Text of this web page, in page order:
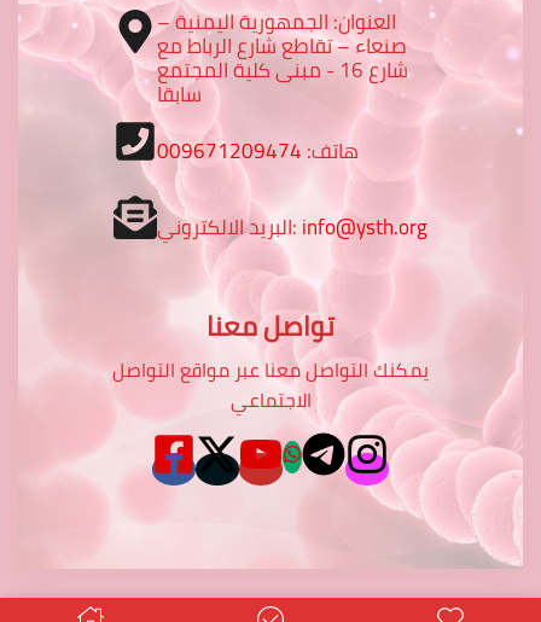
العنوان: الجمهورية اليمنية –
صنعاء – تقاطع شارع الرباط مع
شارع 16 - مبنى كلية المجتمع
سابقا
هاتف:009671209474
البريد الالكتروني:info@ysth.org
تواصل معنا
يمكنك التواصل معنا عبر مواقع التواصل
الاجتماعي